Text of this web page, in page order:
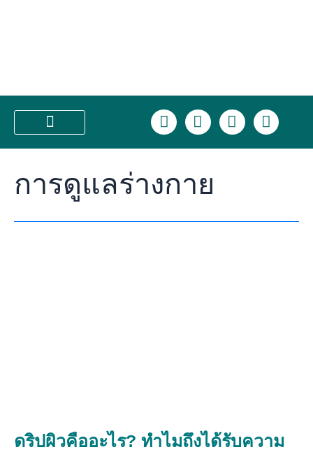
L
i
n
F
a
c
b
o
k
I
n
s
a
T
i
k
การดูแลร่างกาย
ดริปผิวคืออะไร? ทำไมถึงได้รับความ
ความ
นิยม
วงการ